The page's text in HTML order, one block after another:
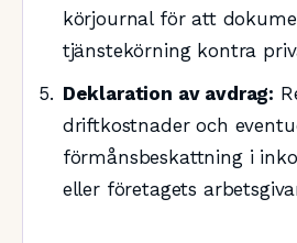
körjournal för att
tjänstekörning kontra
Deklaration av avdrag:
driftkostnader och
förmånsbeskattning i
eller företagets